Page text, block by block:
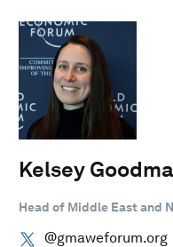
Kelsey
Head of Middle East and
@gmaweforum.org